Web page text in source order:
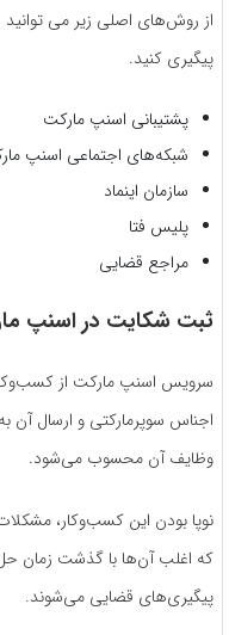
از روش‌های اصلی زیر می
پیگیری کنید.
پشتیبانی اسنپ مارکت
شبکه‌های اجتماعی اسنپ
سازمان اینماد
پلیس فتا
مراجع قضایی
ثبت شکایت در اسنپ
سرویس اسنپ مارکت از
اجناس سوپرمارکتی و ارسال آن
وظایف آن محسوب می‌شود.
نوپا بودن این کسب‌و‌کار،
که اغلب آن‌ها با گذشت زمان
پیگیری‌های قضایی می‌شوند.